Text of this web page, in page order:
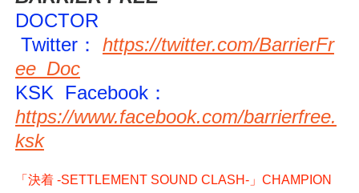
DOCTOR
Twitter：
https://twitter.com/BarrierFr
ee_Doc
KSK Facebook：
https://www.facebook.com/barrierfree.
ksk
「決着 -SETTLEMENT SOUND CLASH-」CHAMPION